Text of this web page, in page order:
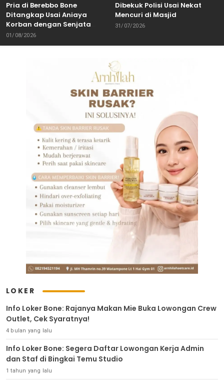
Pria di Berebbo Bone
Ditangkap Usai Aniaya
Korban dengan Senjata
Tajam
01/08/2026
Dibekuk Polisi Usai Nekat
Mencuri di Masjid
31/07/2026
LOKER
Info Loker Bone: Rajanya Makan Mie Buka Lowongan Crew
Outlet, Cek Syaratnya!
4 bulan yang lalu
Info Loker Bone: Segera Daftar Lowongan Kerja Admin
dan Staf di Bingkai Temu Studio
1 tahun yang lalu